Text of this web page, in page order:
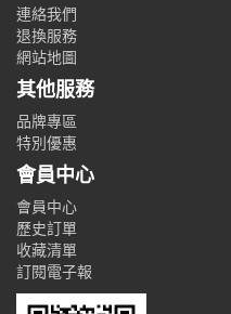
連絡我們
退換服務
網站地圖
其他服務
品牌專區
特別優惠
會員中心
會員中心
歷史訂單
收藏清單
訂閱電子報